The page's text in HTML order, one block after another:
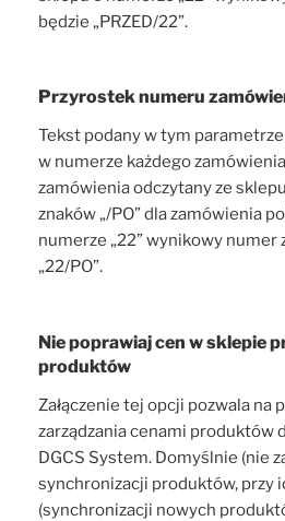
będzie „PRZED/22”.
Przyrostek numeru
Tekst podany w tym
w numerze każdego
zamówienia odczytany ze
znaków „/PO” dla zamówienia
numerze „22” wynikowy numer
„22/PO”.
Nie poprawiaj cen w sklepie
produktów
Załączenie tej opcji pozwala na
zarządzania cenami produktów
DGCS System. Domyślnie (nie
synchronizacji produktów, przy
(synchronizacji nowych